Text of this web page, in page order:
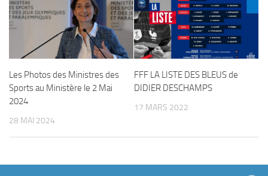
Les Photos des Ministres des
Sports au Ministère le 2 Mai
2024
28 MAI 2024
FFF LA LISTE DES BLEUS de
DIDIER DESCHAMPS
17 MARS 2022